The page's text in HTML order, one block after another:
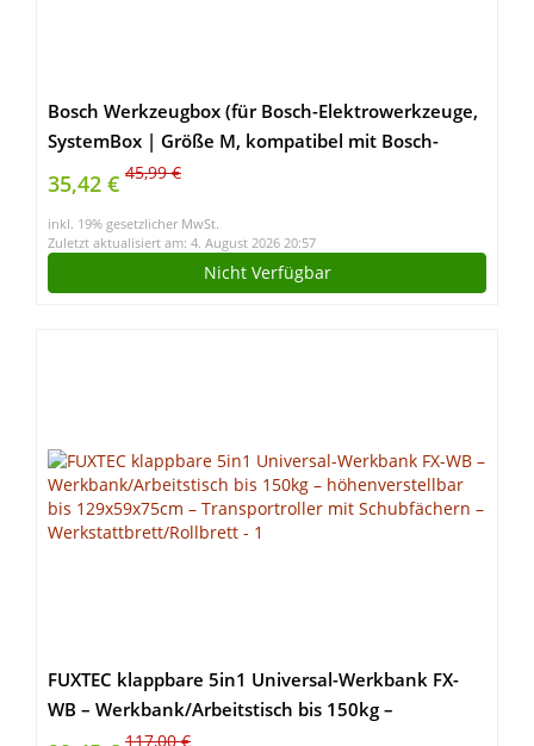
Bosch Werkzeugbox (für Bosch-Elektrowerkzeuge,
SystemBox | Größe M, kompatibel mit Bosch-
Zubehörbox klein und medium, in Banderole)
35,42 € 45,99 €
inkl. 19% gesetzlicher MwSt.
Zuletzt aktualisiert am: 4. August 2026 20:57
Nicht Verfügbar
FUXTEC klappbare 5in1 Universal-Werkbank FX-
WB – Werkbank/Arbeitstisch bis 150kg –
höhenverstellbar bis 129x59x75cm –
117,00 €